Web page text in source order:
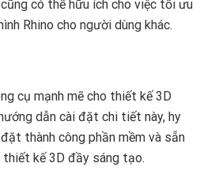
cũng có thể hữu ích cho việc tối ưu
Rhino cho người dùng khác.
cụ mạnh mẽ cho thiết kế 3D
dẫn cài đặt chi tiết này, hy
thành công phần mềm và sẵn
thiết kế 3D đầy sáng tạo.